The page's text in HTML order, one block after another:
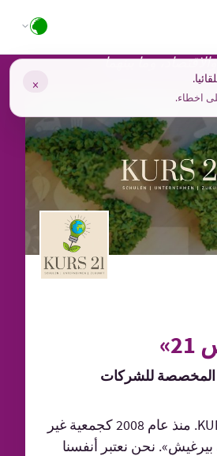
وما بينهما
المخصصة للشركات
تعمل جمعية KURS 21 e.V. منذ عام 2008 كجمعية غير
نحن نعتبر أنفسنا
اخطاء.
×